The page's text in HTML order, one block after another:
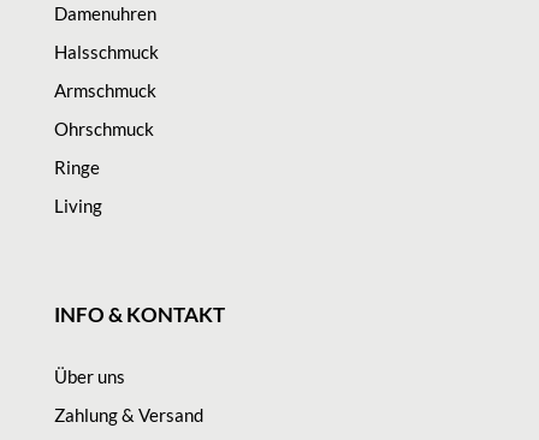
Damenuhren
Halsschmuck
Armschmuck
Ohrschmuck
Ringe
Living
INFO & KONTAKT
Über uns
Zahlung & Versand